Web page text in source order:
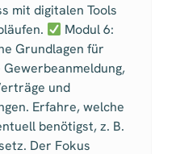
mit digitalen Tools
Modul 6:
Grundlagen für
und
Erfahre, welche
benötigst, z. B.
Der Fokus